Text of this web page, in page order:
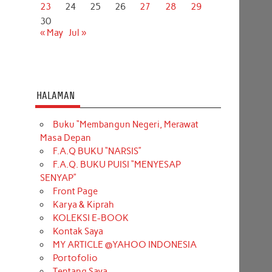
23 24 25 26 27 28
29
30
« May Jul »
HALAMAN
Buku “Membangun Negeri, Merawat
Masa Depan
F.A.Q BUKU “NARSIS”
F.A.Q. BUKU PUISI “MENYESAP
SENYAP”
Front Page
Karya & Kiprah
KOLEKSI E-BOOK
Kontak Saya
MY ARTICLE @YAHOO INDONESIA
Portofolio